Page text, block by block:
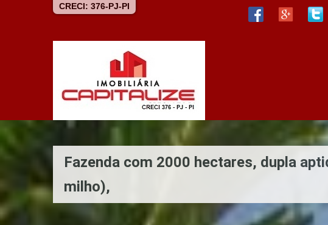
CRECI: 376-PJ-PI
Fazenda com 2000 hectares, dupla
milho),